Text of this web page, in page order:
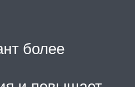
более